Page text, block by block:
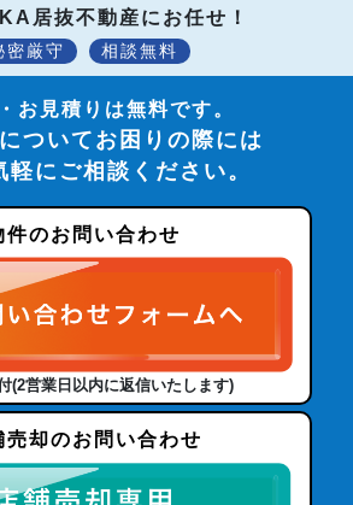
居抜不動産にお任せ！
密厳守 相談無料
お見積りは無料です。
ついてお困りの際には
軽にご相談ください。
件のお問い合わせ
(2営業日以内に返信いたします)
売却のお問い合わせ